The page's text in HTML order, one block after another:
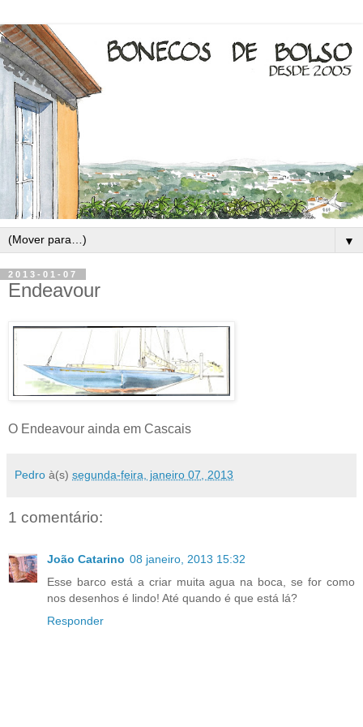
▼
2013-01-07
Endeavour
O Endeavour ainda em Cascais
Pedro à(s) segunda-feira, janeiro 07, 2013
1 comentário:
João Catarino 08 janeiro, 2013 15:32
Esse barco está a criar muita agua na boca, se for como
nos desenhos é lindo! Até quando é que está lá?
Responder